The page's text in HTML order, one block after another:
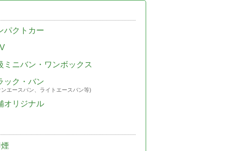
パクトカー
ミニバン・ワンボックス
ック・バン
エースバン、ライトエースバン等)
オリジナル